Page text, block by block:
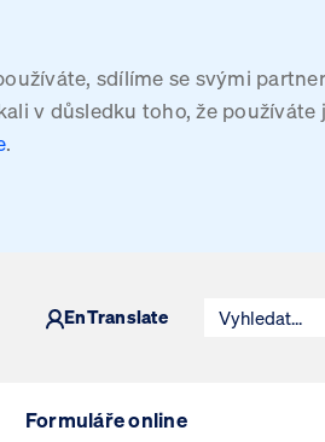
sdílíme se svými
v důsledku toho, že používáte
.
EnTranslate
Formuláře online